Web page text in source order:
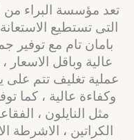
تعد مؤسسة البراء
التى تستطيع
بامان تام مع توفير
عالية وباقل
عملية تغليف تتم على
وكفاءة عالية ، كما
مثل النايلون ،
الكراتين ، الاشرطة